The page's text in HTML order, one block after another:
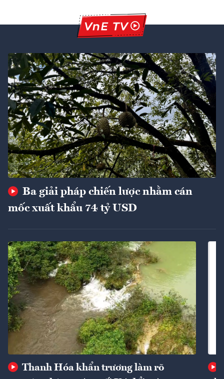
Ba giải pháp chiến lược nhằm cán
mốc xuất khẩu 74 tỷ USD
Thanh Hóa khẩn trương làm rõ